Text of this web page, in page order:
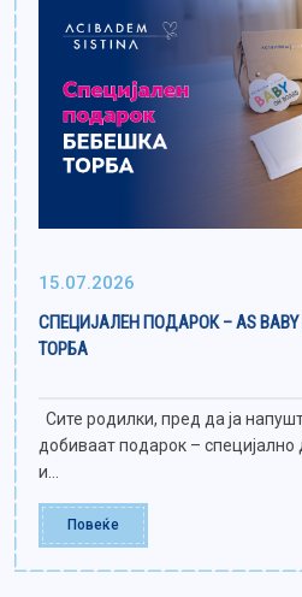
15.07.2026
СПЕЦИЈАЛЕН ПОДАРОК – AS
ТОРБА
Сите родилки, пред да ја
добиваат подарок – специјално
и...
Повеќе